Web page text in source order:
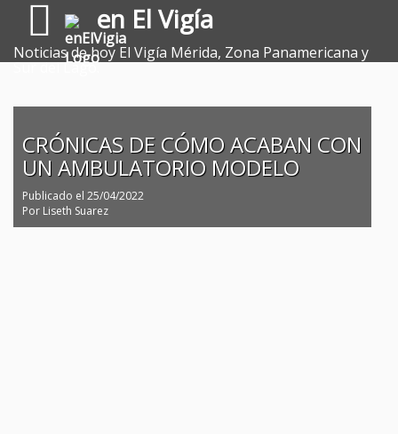
en El Vigía
Noticias de hoy El Vigía Mérida, Zona Panamericana y
Sur del Lago.
CRÓNICAS DE CÓMO ACABAN CON
UN AMBULATORIO MODELO
Publicado el 25/04/2022
Por Liseth Suarez